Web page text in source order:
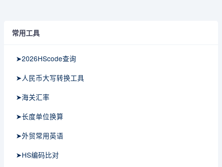
常用工具
➤2026HScode查询
➤人民币大写转换工具
➤海关汇率
➤长度单位换算
➤外贸常用英语
➤HS编码比对